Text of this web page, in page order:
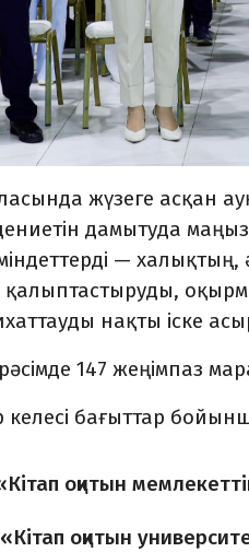
жүзеге асқан
дамытуда
—
нақты іске
147 жеңімпаз
келесі бағыттар
оқитын
оқитын